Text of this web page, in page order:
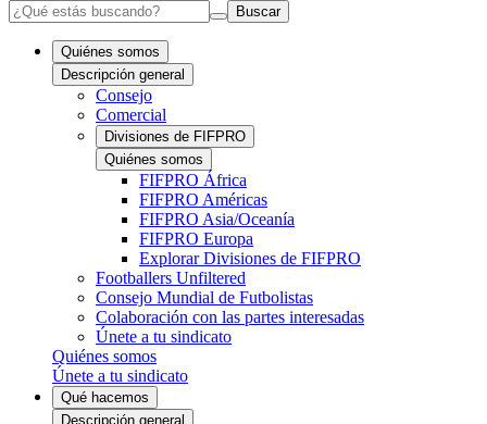
Buscar
Quiénes somos
Descripción general
Consejo
Comercial
Divisiones de FIFPRO
Quiénes somos
FIFPRO África
FIFPRO Américas
FIFPRO Asia/Oceanía
FIFPRO Europa
Explorar Divisiones de FIFPRO
Footballers Unfiltered
Consejo Mundial de Futbolistas
Colaboración con las partes interesadas
Únete a tu sindicato
Quiénes somos
Únete a tu sindicato
Qué hacemos
Descripción general